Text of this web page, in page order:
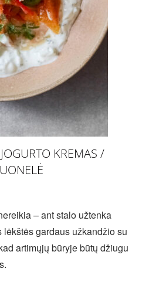
KREMAS /
– ant stalo užtenka
gardaus užkandžio su
artimųjų būryje būtų džiugu